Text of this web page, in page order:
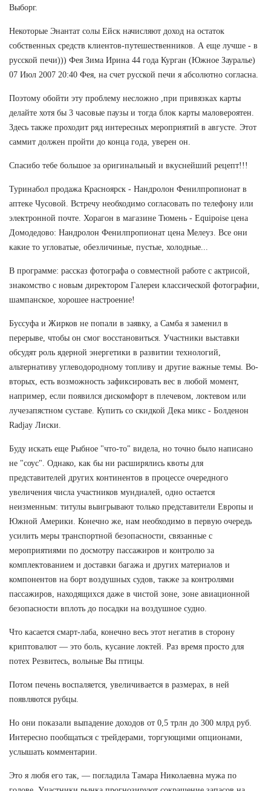
Выборг.
Некоторые Энантат солы Ейск начисляют доход на остаток
собственных средств клиентов-путешественников. А еще лучше - в
русской печи))) Фея Зима Ирина 44 года Курган (Южное Зауралье)
07 Июл 2007 20:40 Фея, на счет русской печи я абсолютно согласна.
Поэтому обойти эту проблему несложно ,при привязках карты
делайте хотя бы 3 часовые паузы и тогда блок карты маловероятен.
Здесь также проходит ряд интересных мероприятий в августе. Этот
саммит должен пройти до конца года, уверен он.
Спасибо тебе большое за оригинальный и вкуснейший рецепт!!!
Туринабол продажа Красноярск - Нандролон Фенилпропионат в
аптеке Чусовой. Встречу необходимо согласовать по телефону или
электронной почте. Хорагон в магазине Тюмень - Equipoise цена
Домодедово: Нандролон Фенилпропионат цена Мелеуз. Все они
какие то угловатые, обезличиные, пустые, холодные...
В программе: рассказ фотографа о совместной работе с актрисой,
знакомство с новым директором Галереи классической фотографии,
шампанское, хорошее настроение!
Буссуфа и Жирков не попали в заявку, а Самба я заменил в
перерыве, чтобы он смог восстановиться. Участники выставки
обсудят роль ядерной энергетики в развитии технологий,
альтернативу углеводородному топливу и другие важные темы. Во-
вторых, есть возможность зафиксировать вес в любой момент,
например, если появился дискомфорт в плечевом, локтевом или
лучезапястном суставе. Купить со скидкой Дека микс - Болденон
Radjay Лиски.
Буду искать еще Рыбное "что-то" видела, но точно было написано
не "соус". Однако, как бы ни расширялись квоты для
представителей других континентов в процессе очередного
увеличения числа участников мундиалей, одно остается
неизменным: титулы выигрывают только представители Европы и
Южной Америки. Конечно же, нам необходимо в первую очередь
усилить меры транспортной безопасности, связанные с
мероприятиями по досмотру пассажиров и контролю за
комплектованием и доставки багажа и других материалов и
компонентов на борт воздушных судов, также за контролями
пассажиров, находящихся даже в чистой зоне, зоне авиационной
безопасности вплоть до посадки на воздушное судно.
Что касается смарт-лаба, конечно весь этот негатив в сторону
криптовалют — это боль, кусание локтей. Раз время просто для
потех Резвитесь, вольные Вы птицы.
Потом печень воспаляется, увеличивается в размерах, в ней
появляются рубцы.
Но они показали выпадение доходов от 0,5 трлн до 300 млрд руб.
Интересно пообщаться с трейдерами, торгующими опционами,
услышать комментарии.
Это я любя его так, — погладила Тамара Николаевна мужа по